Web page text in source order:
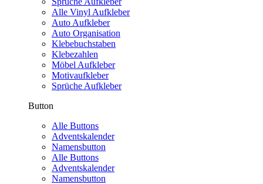
Alle Vinyl Aufkleber
Auto Aufkleber
Auto Organisation
Klebebuchstaben
Klebezahlen
Möbel Aufkleber
Motivaufkleber
Sprüche Aufkleber
Button
Alle Buttons
Adventskalender
Namensbutton
Alle Buttons
Adventskalender
Namensbutton